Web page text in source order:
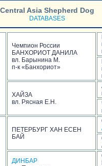
Central Asia Shepherd Dog
DATABASES
Чемпион России
БАНХОРИОТ ДАНИЛА
вл. Барынина М.
п-к «Банхориот»
ХАЙЗА
вл. Рясная Е.Н.
ПЕТЕРБУРГ ХАН ЕСЕН
БАЙ
ДИНБАР